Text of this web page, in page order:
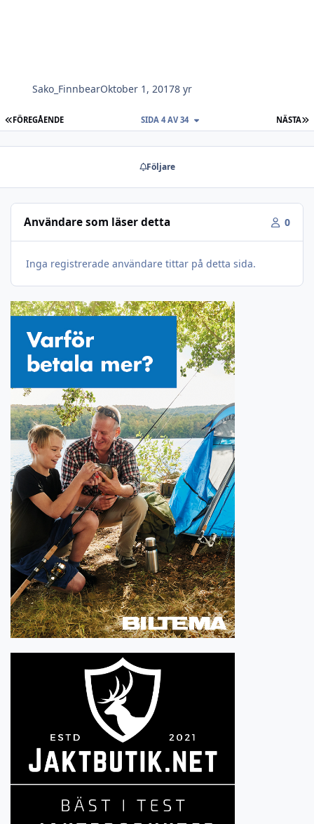
Sako_FinnbearOktober 1, 20178 yr
FÖRSTA SIDAN
FÖREGÅENDE NÄSTA
SIDA 4 AV 34
Följare
Användare som läser detta 0
Inga registrerade användare tittar på detta sida.